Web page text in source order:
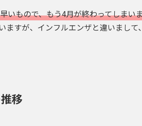
いもので、もう4月が終わってしまい
ますが、インフルエンザと違いまし
移